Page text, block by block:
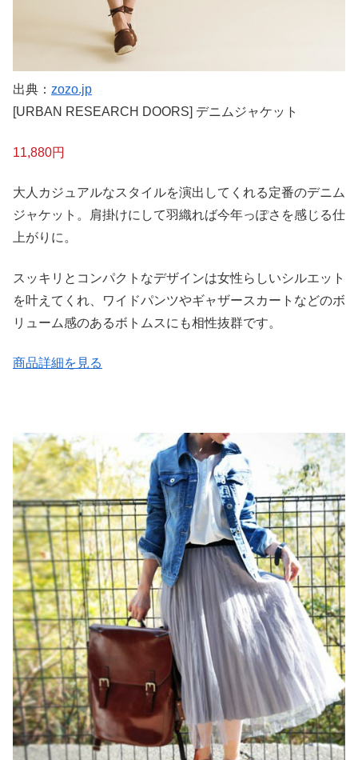
出典： zozo.jp
[URBAN RESEARCH DOORS] デニムジャケット
11,880円
大人カジュアルなスタイルを演出してくれる定番のデニム
ジャケット。肩掛けにして羽織れば今年っぽさを感じる仕
上がりに。
スッキリとコンパクトなデザインは女性らしいシルエット
を叶えてくれ、ワイドパンツやギャザースカートなどのボ
リューム感のあるボトムスにも相性抜群です。
商品詳細を見る